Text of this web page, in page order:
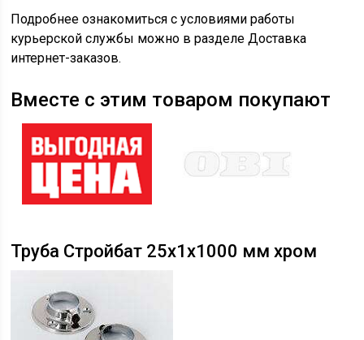
Подробнее ознакомиться с условиями работы
курьерской службы можно в разделе Доставка
интернет-заказов.
Вместе с этим товаром покупают
Труба Стройбат 25х1х1000 мм хром